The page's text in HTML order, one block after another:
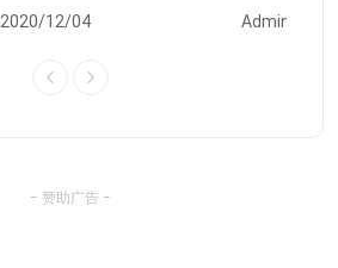
2020/12/04 Admin
- 赞助广告 -